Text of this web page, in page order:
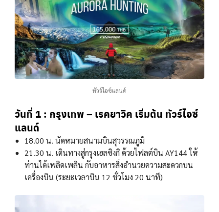
ทัวร์ไอซ์แลนด์
วันที่ 1 : กรุงเทพ – เรคยาวิค เริ่มต้น ทัวร์ไอซ์
แลนด์
18.00 น. นัดหมายสนามบินสุวรรณภูมิ
21.30 น. เดินทางสู่กรุงเฮลซิงกิ ด้วยไฟลต์บิน AY144 ให้
ท่านได้เพลิดเพลิน กับอาหารสิ่งอํานวยความสะดวกบน
เครื่องบิน (ระยะเวลาบิน 12 ชั่วโมง 20 นาที)